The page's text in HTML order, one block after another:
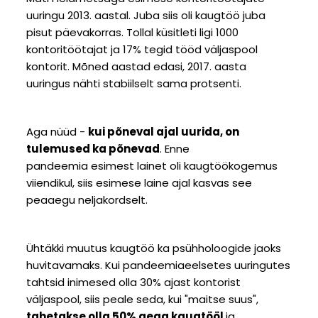
uuringu 2013. aastal. Juba siis oli kaugtöö juba
pisut päevakorras. Tollal küsitleti ligi 1000
kontoritöötajat ja 17% tegid tööd väljaspool
kontorit. Mõned aastad edasi, 2017. aasta
uuringus nähti stabiilselt sama protsenti.
Aga nüüd - kui põneval ajal uurida, on
tulemused ka põnevad. Enne
pandeemia esimest lainet oli kaugtöökogemus
viiendikul, siis esimese laine ajal kasvas see
peaaegu neljakordselt.
Ühtäkki muutus kaugtöö ka psühholoogide jaoks
huvitavamaks. Kui pandeemiaeelsetes uuringutes
tahtsid inimesed olla 30% ajast kontorist
väljaspool, siis peale seda, kui "maitse suus",